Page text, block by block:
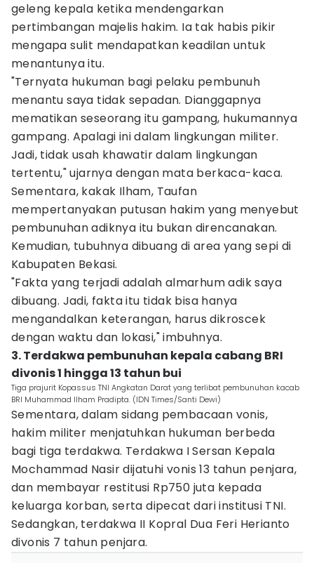
geleng kepala ketika mendengarkan
pertimbangan majelis hakim. Ia tak habis pikir
mengapa sulit mendapatkan keadilan untuk
menantunya itu.
"Ternyata hukuman bagi pelaku pembunuh
menantu saya tidak sepadan. Dianggapnya
mematikan seseorang itu gampang, hukumannya
gampang. Apalagi ini dalam lingkungan militer.
Jadi, tidak usah khawatir dalam lingkungan
tertentu," ujarnya dengan mata berkaca-kaca.
Sementara, kakak Ilham, Taufan
mempertanyakan putusan hakim yang menyebut
pembunuhan adiknya itu bukan direncanakan.
Kemudian, tubuhnya dibuang di area yang sepi di
Kabupaten Bekasi.
"Fakta yang terjadi adalah almarhum adik saya
dibuang. Jadi, fakta itu tidak bisa hanya
mengandalkan keterangan, harus dikroscek
dengan waktu dan lokasi," imbuhnya.
3. Terdakwa pembunuhan kepala cabang BRI
divonis 1 hingga 13 tahun bui
Tiga prajurit Kopassus TNI Angkatan Darat yang terlibat pembunuhan kacab
BRI Muhammad Ilham Pradipta. (IDN Times/Santi Dewi)
Sementara, dalam sidang pembacaan vonis,
hakim militer menjatuhkan hukuman berbeda
bagi tiga terdakwa. Terdakwa I Sersan Kepala
Mochammad Nasir dijatuhi vonis 13 tahun penjara,
dan membayar restitusi Rp750 juta kepada
keluarga korban, serta dipecat dari institusi TNI.
Sedangkan, terdakwa II Kopral Dua Feri Herianto
divonis 7 tahun penjara.